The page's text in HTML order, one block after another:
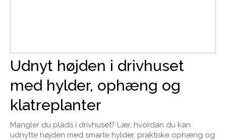
Udnyt højden i drivhuset
med hylder, ophæng og
klatreplanter
Mangler du plads i drivhuset? Lær, hvordan du kan
udnytte højden med smarte hylder, praktiske ophæng og